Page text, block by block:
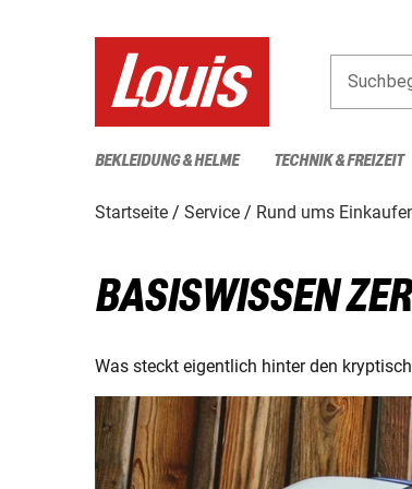
BEKLEIDUNG & HELME TECHNIK & FREIZEIT
Startseite Service Rund ums
BASISWISSEN
Was steckt eigentlich hinter den